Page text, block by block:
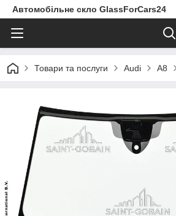
Автомобільне скло GlassForCars24
Товари та послуги Audi A8